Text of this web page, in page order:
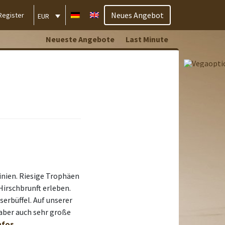
EUR Neues Angebot
Neueste Angebote Last Minute
Riesige Trophäen
erleben.
Auf unserer
auch sehr große